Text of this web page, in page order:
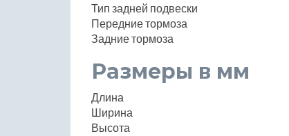
Тип задней подвески
Передние тормоза
Задние тормоза
Размеры в мм
Длина
Ширина
Высота